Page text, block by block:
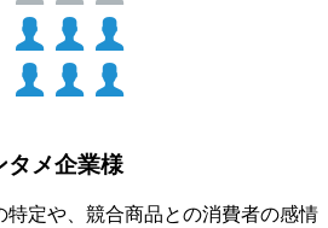
タメ企業様
特定や、競合商品との消費者の感情